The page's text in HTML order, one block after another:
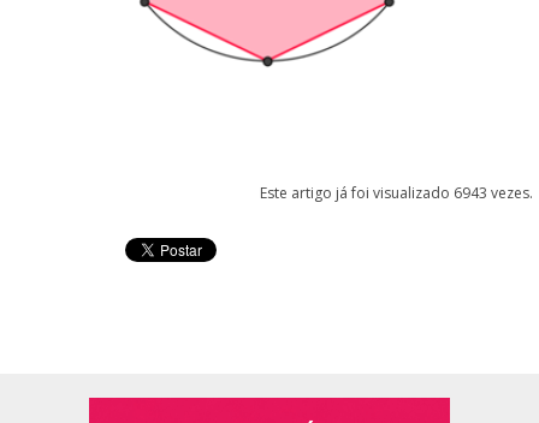
Este artigo já foi visualizado 6943 vezes.